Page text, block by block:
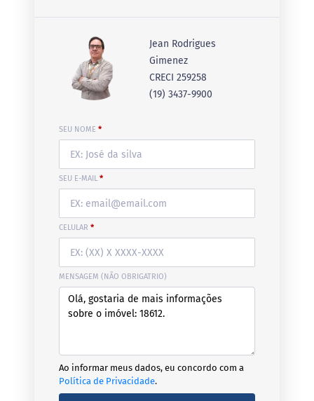
Jean Rodrigues
Gimenez
CRECI 259258
(19) 3437-9900
SEU NOME *
SEU E-MAIL *
CELULAR *
MENSAGEM (NÃO OBRIGATRIO)
Ao informar meus dados, eu concordo com a
Política de Privacidade.